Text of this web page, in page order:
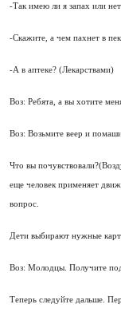
-Так имею ли я запах или
-Скажите, а чем пахнет в
-А в аптеке? (Лекарствами)
Воз: Ребята, а вы хотите
Воз: Возьмите веер и
Что вы
еще человек применяет
вопрос.
Дети выбирают нужные
Воз: Молодцы. Получите
Теперь следуйте дальше.